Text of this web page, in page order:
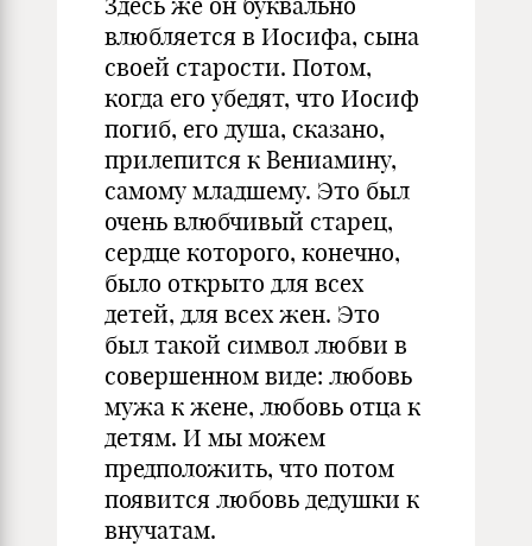
влюбляется в Иосифа, сына
своей старости. Потом,
когда его убедят, что Иосиф
погиб, его душа, сказано,
прилепится к Вениамину,
самому младшему. Это был
очень влюбчивый старец,
сердце которого, конечно,
было открыто для всех
детей, для всех жен. Это
был такой символ любви в
совершенном виде: любовь
мужа к жене, любовь отца к
детям. И мы можем
предположить, что потом
появится любовь дедушки к
внучатам.